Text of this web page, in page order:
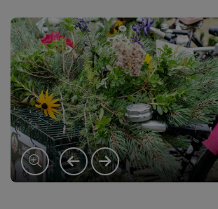
vorheriges Element
nächstes Element